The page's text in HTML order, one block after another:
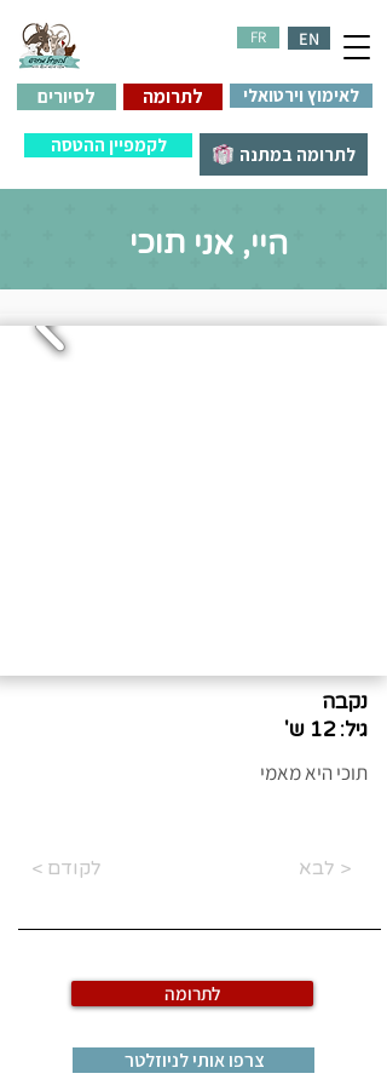
EN
FR
לתרומה לאימוץ וירטואלי
לתרומה במתנה
לסיורים
לקמפיין ההטסה
תוכי היי, אני
נקבה
גיל:12 ש'
תוכי היא מאמי
< לקודם לבא >
לתרומה
צרפו אותי לניוזלטר